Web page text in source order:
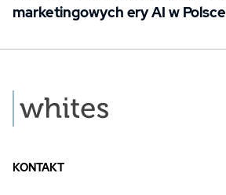
marketingowych ery AI w Polsce
KONTAKT